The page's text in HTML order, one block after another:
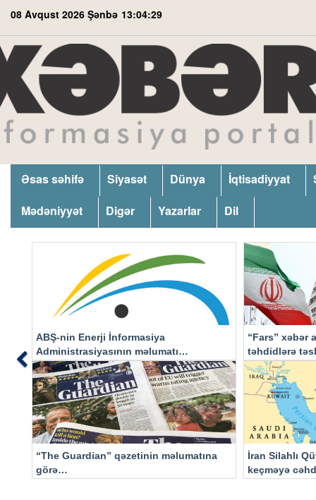
08 Avqust 2026 Şənbə 13:04:30
Əsas səhifə Siyasət Dünya İqtisadiyyat
Mədəniyyət
Digər Yazarlar Dil
ABŞ-nin Enerji İnformasiya
Administrasiyasının məlumatı
əsasında…
“Fars” xəbər
təhdidlərə
“The Guardian” qəzetinin məlumatına
görə…
İran Silahlı
keçməyə
Previous